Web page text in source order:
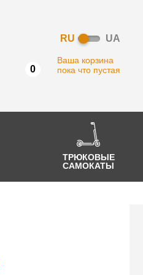
RU UA
0
Ваша корзина
пока что пустая
ТРЮКОВЫЕ
САМОКАТЫ